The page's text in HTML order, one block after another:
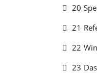
20
21
22
23